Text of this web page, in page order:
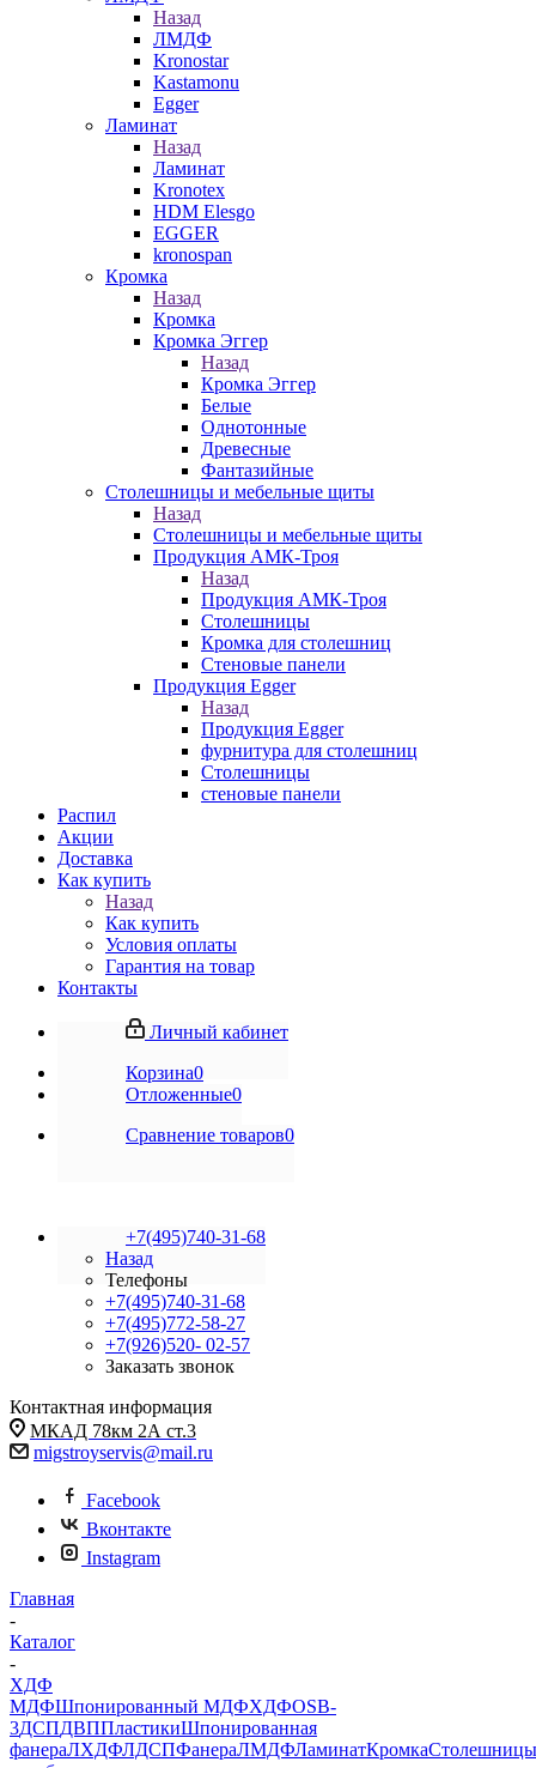
Назад
ЛМДФ
Kronostar
Kastamonu
Egger
Ламинат
Назад
Ламинат
Kronotex
HDM Elesgo
EGGER
kronospan
Кромка
Назад
Кромка
Кромка Эггер
Назад
Кромка Эггер
Белые
Однотонные
Древесные
Фантазийные
Столешницы и мебельные щиты
Назад
Столешницы и мебельные щиты
Продукция АМК-Троя
Назад
Продукция АМК-Троя
Столешницы
Кромка для столешниц
Стеновые панели
Продукция Egger
Назад
Продукция Egger
фурнитура для столешниц
Столешницы
стеновые панели
Распил
Акции
Доставка
Как купить
Назад
Как купить
Условия оплаты
Гарантия на товар
Контакты
Личный кабинет
Корзина0
Отложенные0
Сравнение товаров0
+7(495)740-31-68
Назад
Телефоны
+7(495)740-31-68
+7(495)772-58-27
+7(926)520- 02-57
Заказать звонок
Контактная информация
МКАД 78км 2А ст.3
migstroyservis@mail.ru
Facebook
Вконтакте
Instagram
Главная
-
Каталог
-
ХДФ
МДФШпонированный МДФХДФOSB-
3ДСПДВППластикиШпонированная
фанераЛХДФЛДСПФанераЛМДФЛаминатКромкаСтолешницы